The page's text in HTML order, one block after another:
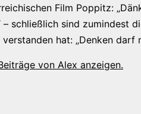
Film Poppitz:
– schließlich sind zumindest
hat: „Denken darf
von Alex anzeigen.